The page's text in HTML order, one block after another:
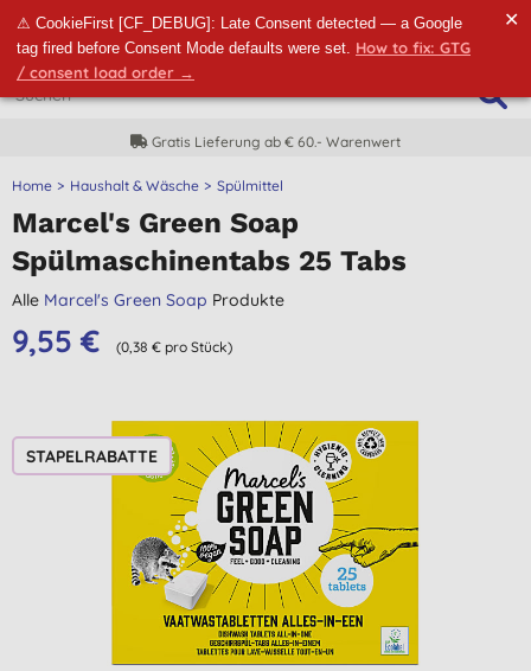
⚠ CookieFirst [CF_DEBUG]: Late Consent detected — a Google
tag fired before Consent Mode defaults were set. How to fix: GTG
/ consent load order →
✕
Gratis Lieferung ab € 60.- Warenwert
Home Haushalt & Wäsche Spülmittel
Marcel's Green Soap
Spülmaschinentabs 25 Tabs
Alle Marcel's Green Soap Produkte
9,55 € (0,38 € pro Stück)
STAPELRABATTE